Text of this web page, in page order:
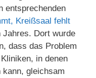
entsprechenden
Kreißsaal fehlt
Jahres. Dort wurde
dass das Problem
in denen
kann, gleichsam